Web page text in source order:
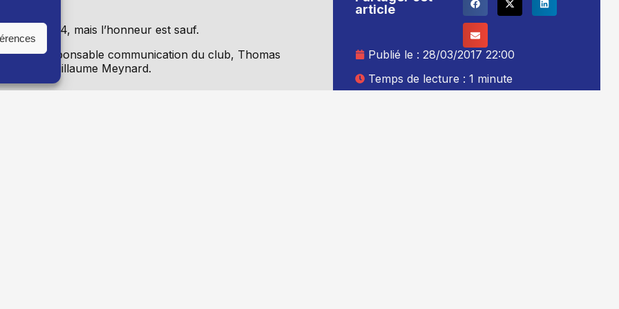
le Top 14, mais l’honneur est sauf.
et le Responsable communication du club, Thomas
Guillaume Meynard.
article
Publié le :28/03/2017 22:00
Temps de lecture : 1 minute